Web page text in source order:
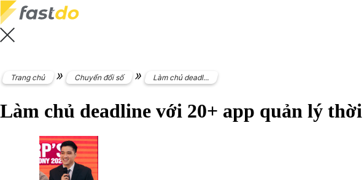
Trang chủ » Chuyển đổi số » Làm chủ deadl...
Làm chủ deadline với 20+ app quản lý